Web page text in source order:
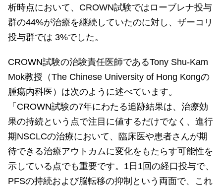
析時点において、CROWN試験ではローブレナ投与
群の44%が治療を継続していたのに対し、ザーコリ
投与群では 3%でした。
CROWN試験の治験責任医師であるTony Shu-Kam
Mok教授（The Chinese University of Hong Kongの
腫瘍内科医）は次のように述べています。
「CROWN試験の7年にわたる追跡結果は、治療効
果の持続という点で注目に値するだけでなく、進行
期NSCLCの治療において、臨床医や患者さんが期
待できる治療アウトカムに変化をもたらす可能性を
示している点でも重要です。1日1回の経口投与で、
PFSの持続および脳転移の抑制という両面で、これ